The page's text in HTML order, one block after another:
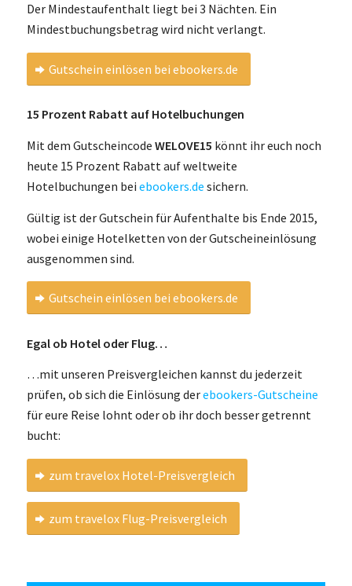
Der Mindestaufenthalt liegt bei 3 Nächten. Ein
Mindestbuchungsbetrag wird nicht verlangt.
Gutschein einlösen bei ebookers.de
15 Prozent Rabatt auf Hotelbuchungen
Mit dem Gutscheincode WELOVE15 könnt ihr euch noch
heute 15 Prozent Rabatt auf weltweite
Hotelbuchungen bei ebookers.de sichern.
Gültig ist der Gutschein für Aufenthalte bis Ende 2015,
wobei einige Hotelketten von der Gutscheineinlösung
ausgenommen sind.
Gutschein einlösen bei ebookers.de
Egal ob Hotel oder Flug…
…mit unseren Preisvergleichen kannst du jederzeit
prüfen, ob sich die Einlösung derebookers-Gutscheine
für eure Reise lohnt oder ob ihr doch besser getrennt
bucht:
zum travelox Hotel-Preisvergleich
zum travelox Flug-Preisvergleich